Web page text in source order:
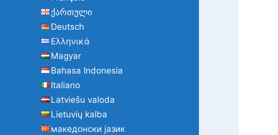
ქართული
Deutsch
Ελληνικά
Magyar
Bahasa Indonesia
Italiano
Latviešu valoda
Lietuvių kalba
македонски јазик